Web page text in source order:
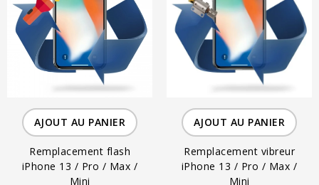
AJOUT AU PANIER
Remplacement flash
iPhone 13 / Pro / Max /
Mini
AJOUT AU PANIER
Remplacement vibreur
iPhone 13 / Pro / Max /
Mini